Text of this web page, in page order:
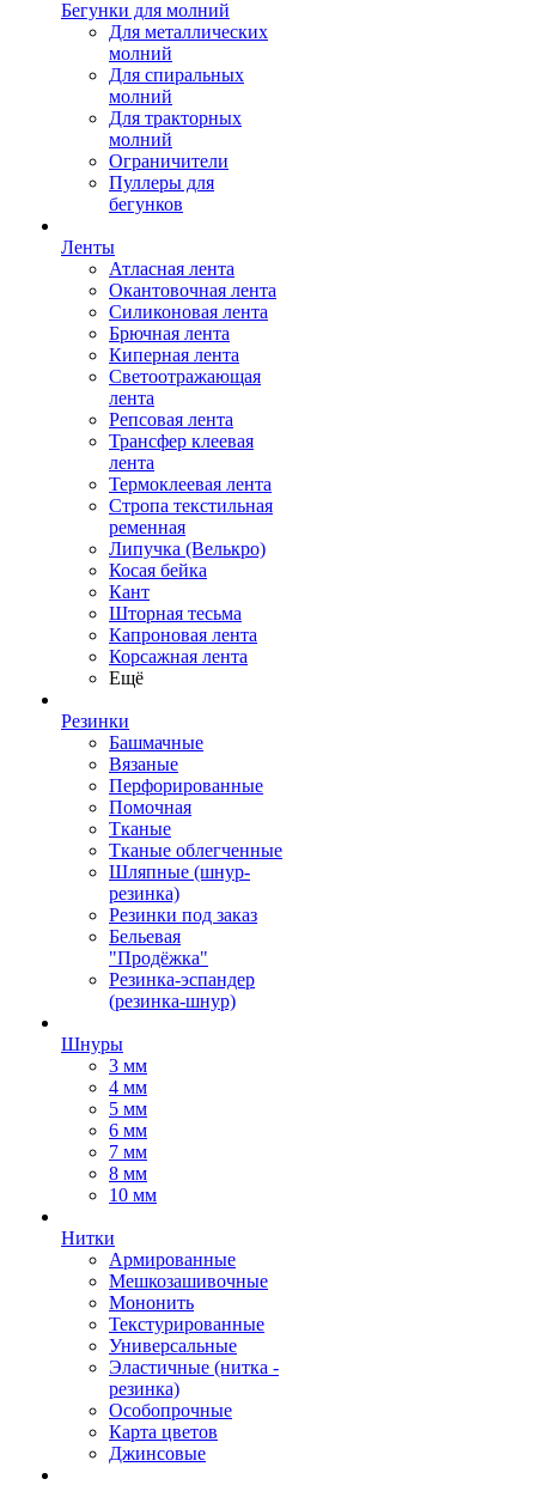
Бегунки для молний
Для металлических
молний
Для спиральных
молний
Для тракторных
молний
Ограничители
Пуллеры для
бегунков
Ленты
Атласная лента
Окантовочная лента
Силиконовая лента
Брючная лента
Киперная лента
Светоотражающая
лента
Репсовая лента
Трансфер клеевая
лента
Термоклеевая лента
Стропа текстильная
ременная
Липучка (Велькро)
Косая бейка
Кант
Шторная тесьма
Капроновая лента
Корсажная лента
Ещё
Резинки
Башмачные
Вязаные
Перфорированные
Помочная
Тканые
Тканые облегченные
Шляпные (шнур-
резинка)
Резинки под заказ
Бельевая
"Продёжка"
Резинка-эспандер
(резинка-шнур)
Шнуры
3 мм
4 мм
5 мм
6 мм
7 мм
8 мм
10 мм
Нитки
Армированные
Мешкозашивочные
Мононить
Текстурированные
Универсальные
Эластичные (нитка -
резинка)
Особопрочные
Карта цветов
Джинсовые